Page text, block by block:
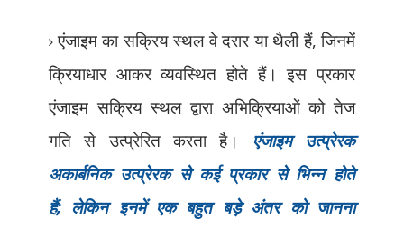
एंजाइम का सक्रिय स्थल वे दरार या थैली हैं,जिनमें
क्रियाधार आकर व्यवस्थितहोते हैं। इस प्रकार
एंजाइम सक्रिय स्थल द्वारा अभिक्रियाओं को तेज
गति से उत्प्रेरित करता है। एंजाइम उत्प्रेरक
अकार्बनिक उत्प्रेरक से कई प्रकार से भिन्न होते
हैं; लेकिन इनमें एक बहुत बड़े अंतर को जानना